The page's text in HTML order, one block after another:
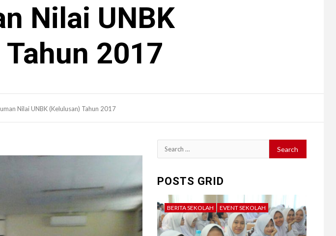
Nilai UNBK
2017
Nilai UNBK (Kelulusan) Tahun 2017
Search
for:
POSTS GRID
BERITA SEKOLAH EVENT SEKOLAH